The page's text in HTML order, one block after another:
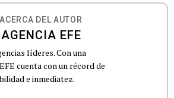
ACERCA DEL AUTOR
AGENCIA EFE
líderes. Con una
cuenta con un récord de
e inmediatez.